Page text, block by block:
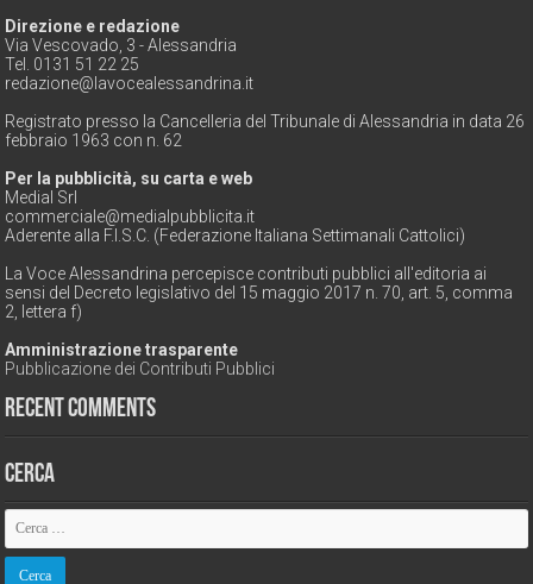
Direzione e redazione
Via Vescovado, 3 - Alessandria
Tel. 0131 51 22 25
redazione@lavocealessandrina.it
Registrato presso la Cancelleria del Tribunale di Alessandria in data 26
febbraio 1963 con n. 62
Per la pubblicità, su carta e web
Medial Srl
commerciale@medialpubblicita.it
Aderente alla F.I.S.C. (Federazione Italiana Settimanali Cattolici)
La Voce Alessandrina percepisce contributi pubblici all'editoria ai
sensi del Decreto legislativo del 15 maggio 2017 n. 70, art. 5, comma
2, lettera f)
Amministrazione trasparente
Pubblicazione dei Contributi Pubblici
Recent Comments
Cerca